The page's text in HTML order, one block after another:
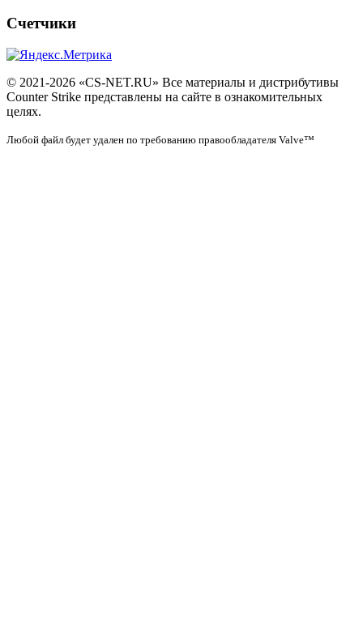
Счетчики
© 2021-2026 «CS-NET.RU» Все материалы и дистрибутивы
Counter Strike представлены на сайте в ознакомительных
целях.
Любой файл будет удален по требованию правообладателя Valve™